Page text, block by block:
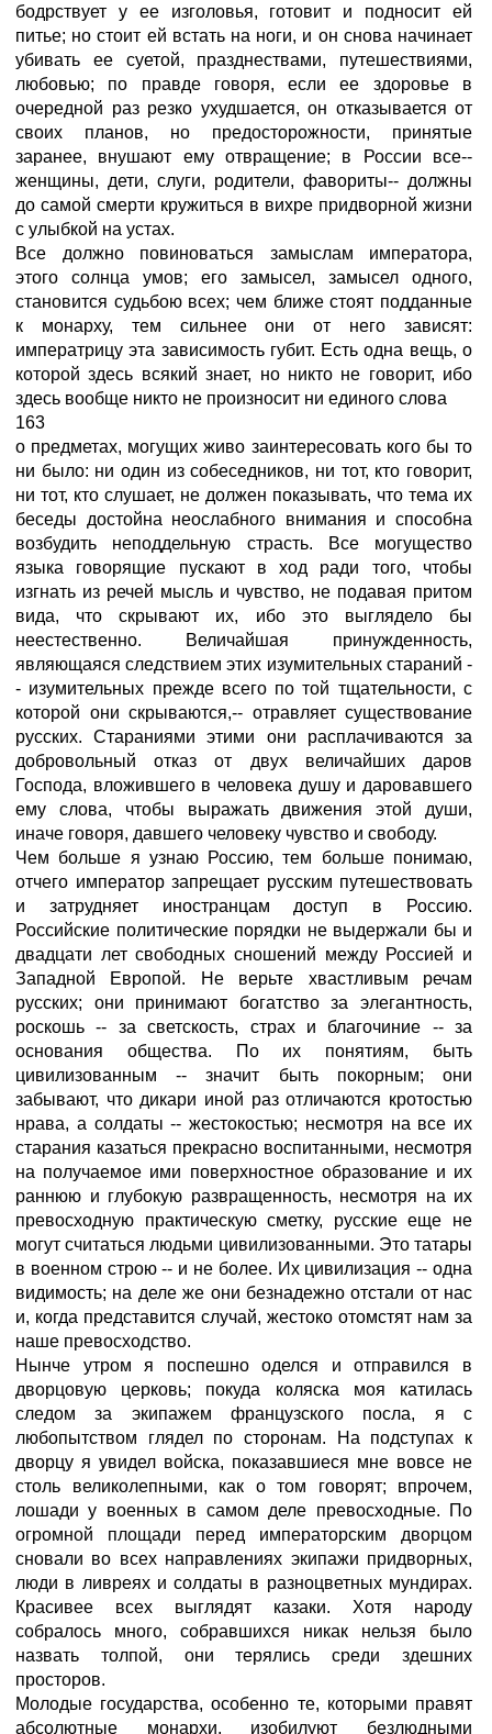
бодрствует у ее изголовья, готовит и подносит ей
питье; но стоит ей встать на ноги, и он снова начинает
убивать ее суетой, празднествами, путешествиями,
любовью; по правде говоря, если ее здоровье в
очередной раз резко ухудшается, он отказывается от
своих планов, но предосторожности, принятые
заранее, внушают ему отвращение; в России все--
женщины, дети, слуги, родители, фавориты-- должны
до самой смерти кружиться в вихре придворной жизни
с улыбкой на устах.
Все должно повиноваться замыслам императора,
этого солнца умов; его замысел, замысел одного,
становится судьбою всех; чем ближе стоят подданные
к монарху, тем сильнее они от него зависят:
императрицу эта зависимость губит. Есть одна вещь, о
которой здесь всякий знает, но никто не говорит, ибо
здесь вообще никто не произносит ни единого слова
163
о предметах, могущих живо заинтересовать кого бы то
ни было: ни один из собеседников, ни тот, кто говорит,
ни тот, кто слушает, не должен показывать, что тема их
беседы достойна неослабного внимания и способна
возбудить неподдельную страсть. Все могущество
языка говорящие пускают в ход ради того, чтобы
изгнать из речей мысль и чувство, не подавая притом
вида, что скрывают их, ибо это выглядело бы
неестественно. Величайшая принужденность,
являющаяся следствием этих изумительных стараний -
- изумительных прежде всего по той тщательности, с
которой они скрываются,-- отравляет существование
русских. Стараниями этими они расплачиваются за
добровольный отказ от двух величайших даров
Господа, вложившего в человека душу и даровавшего
ему слова, чтобы выражать движения этой души,
иначе говоря, давшего человеку чувство и свободу.
Чем больше я узнаю Россию, тем больше понимаю,
отчего император запрещает русским путешествовать
и затрудняет иностранцам доступ в Россию.
Российские политические порядки не выдержали бы и
двадцати лет свободных сношений между Россией и
Западной Европой. Не верьте хвастливым речам
русских; они принимают богатство за элегантность,
роскошь -- за светскость, страх и благочиние -- за
основания общества. По их понятиям, быть
цивилизованным -- значит быть покорным; они
забывают, что дикари иной раз отличаются кротостью
нрава, а солдаты -- жестокостью; несмотря на все их
старания казаться прекрасно воспитанными, несмотря
на получаемое ими поверхностное образование и их
раннюю и глубокую развращенность, несмотря на их
превосходную практическую сметку, русские еще не
могут считаться людьми цивилизованными. Это татары
в военном строю -- и не более. Их цивилизация -- одна
видимость; на деле же они безнадежно отстали от нас
и, когда представится случай, жестоко отомстят нам за
наше превосходство.
Нынче утром я поспешно оделся и отправился в
дворцовую церковь; покуда коляска моя катилась
следом за экипажем французского посла, я с
любопытством глядел по сторонам. На подступах к
дворцу я увидел войска, показавшиеся мне вовсе не
столь великолепными, как о том говорят; впрочем,
лошади у военных в самом деле превосходные. По
огромной площади перед императорским дворцом
сновали во всех направлениях экипажи придворных,
люди в ливреях и солдаты в разноцветных мундирах.
Красивее всех выглядят казаки. Хотя народу
собралось много, собравшихся никак нельзя было
назвать толпой, они терялись среди здешних
просторов.
Молодые государства, особенно те, которыми правят
абсолютные монархи, изобилуют безлюдными